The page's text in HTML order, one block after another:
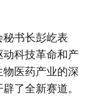
书长彭屹表
科技革命和产
医药产业的深
了全新赛道。